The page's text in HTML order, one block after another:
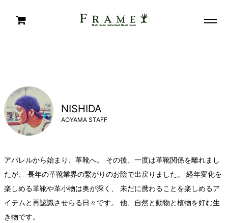
NISHIDA
AOYAMA STAFF
アパレルから始まり、革靴へ。 その後、一度は革靴関係を離れまし
たが、 長年の革靴業界の繋がりのお陰で出戻りました。 経年変化を
楽しめる革靴や革小物は奥が深く、 未だに携わることを楽しめるア
イテムと再認識させらる日々です。 他、自然と動物と植物を好む生
き物です。